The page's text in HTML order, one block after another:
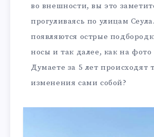
во внешности, вы это
прогуливаясь по улицам
появляются острые
носы и так далее, как на
Думаете за 5 лет происходят
изменения сами собой?